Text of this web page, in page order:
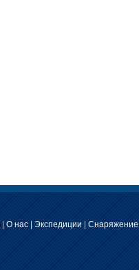
| О нас| Экспедиции | Снаряжение